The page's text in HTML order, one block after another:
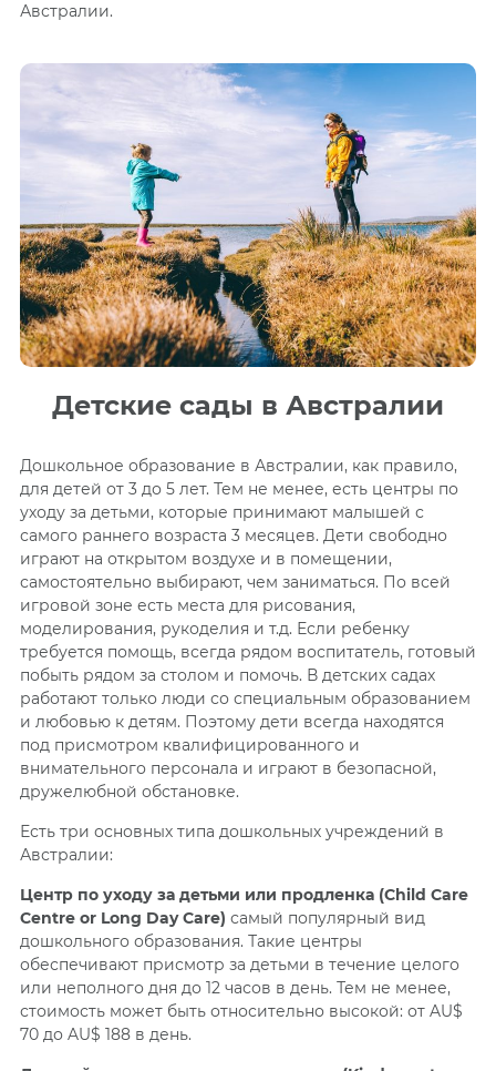
Австралии.
Детские сады в Австралии
Дошкольное образование в Австралии, как правило,
для детей от 3 до 5 лет. Тем не менее, есть центры по
уходу за детьми, которые принимают малышей с
самого раннего возраста 3 месяцев. Дети свободно
играют на открытом воздухе и в помещении,
самостоятельно выбирают, чем заниматься. По всей
игровой зоне есть места для рисования,
моделирования, рукоделия и т.д. Если ребенку
требуется помощь, всегда рядом воспитатель, готовый
побыть рядом за столом и помочь. В детских садах
работают только люди со специальным образованием
и любовью к детям. Поэтому дети всегда находятся
под присмотром квалифицированного и
внимательного персонала и играют в безопасной,
дружелюбной обстановке.
Есть три основных типа дошкольных учреждений в
Австралии:
Центр по уходу за детьми или продленка (Child Care
Centre or Long Day Care) самый популярный вид
дошкольного образования. Такие центры
обеспечивают присмотр за детьми в течение целого
или неполного дня до 12 часов в день. Тем не менее,
стоимость может быть относительно высокой: от AU$
70 до AU$ 188 в день.